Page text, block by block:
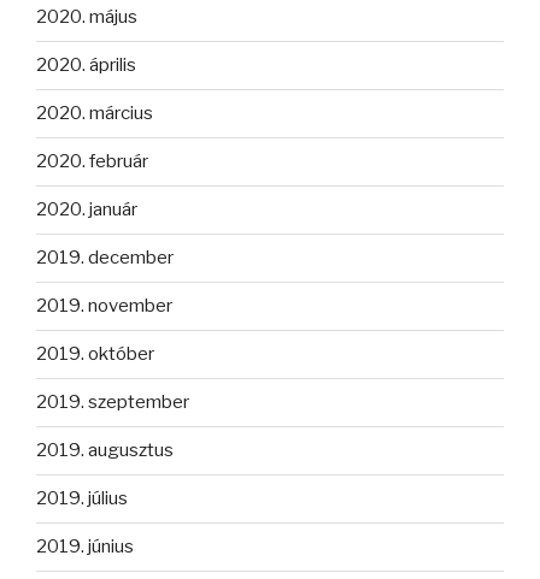
2020. május
2020. április
2020. március
2020. február
2020. január
2019. december
2019. november
2019. október
2019. szeptember
2019. augusztus
2019. július
2019. június